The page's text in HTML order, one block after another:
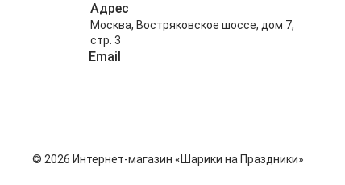
Адрес
Москва, Востряковское шоссе, дом 7,
стр. 3
Email
© 2026 Интернет-магазин «Шарики на Праздники»